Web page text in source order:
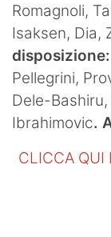
Romagnoli,
Isaksen, Dia,
disposizione:
Pellegrini,
Dele-
Ibrahimovic.
CLICCA QUI